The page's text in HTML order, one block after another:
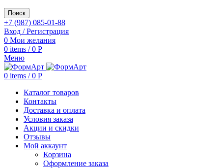
Поиск
+7 (987) 085-01-88
Вход / Регистрация
0 Мои желания
0 items / 0 Р
Меню
0 items / 0 Р
Каталог товаров
Контакты
Доставка и оплата
Условия заказа
Акции и скидки
Отзывы
Мой аккаунт
Корзина
Оформление заказа